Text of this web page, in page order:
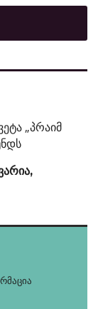
„პრაიმ